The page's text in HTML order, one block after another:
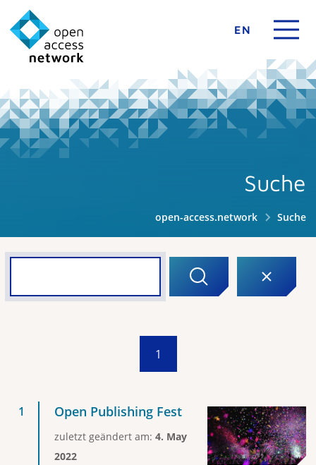
EN
Suche
open-access.network Suche
1
Open Publishing Fest
zuletzt geändert am: 4. May
2022